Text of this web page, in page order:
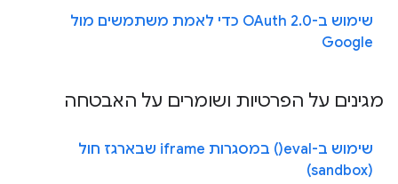
שימוש ב-OAuth 2.0 כדי לאמת משתמשים מול
Google
מגינים על הפרטיות ושומרים על האבטחה
שימוש ב-eval() במסגרות iframe שבארגז חול
(sandbox)